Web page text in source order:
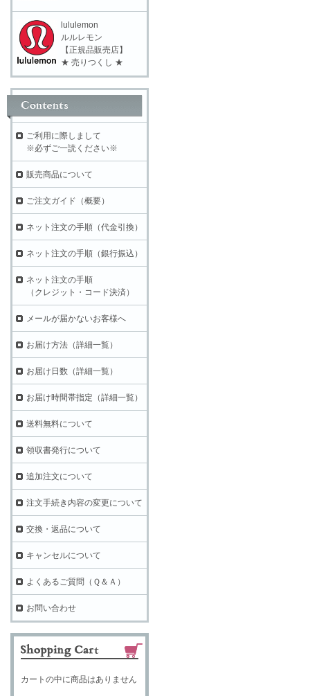
lululemon
ルルレモン
【正規品販売店】
★ 売りつくし ★
ご利用に際しまして
※必ずご一読ください※
販売商品について
ご注文ガイド（概要）
ネット注文の手順（代金引換）
ネット注文の手順（銀行振込）
ネット注文の手順
（クレジット・コード決済）
メールが届かないお客様へ
お届け方法（詳細一覧）
お届け日数（詳細一覧）
お届け時間帯指定（詳細一覧）
送料無料について
領収書発行について
追加注文について
注文手続き内容の変更について
交換・返品について
キャンセルについて
よくあるご質問（Ｑ＆Ａ）
お問い合わせ
カートの中に商品はありません